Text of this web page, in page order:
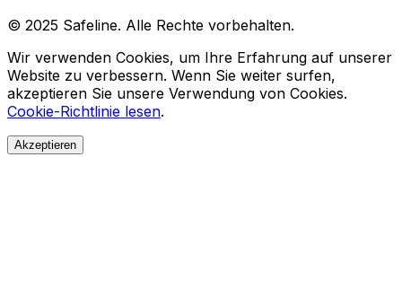
© 2025 Safeline. Alle Rechte vorbehalten.
Wir verwenden Cookies, um Ihre Erfahrung auf unserer
Website zu verbessern. Wenn Sie weiter surfen,
akzeptieren Sie unsere Verwendung von Cookies.
Cookie-Richtlinie lesen.
Akzeptieren